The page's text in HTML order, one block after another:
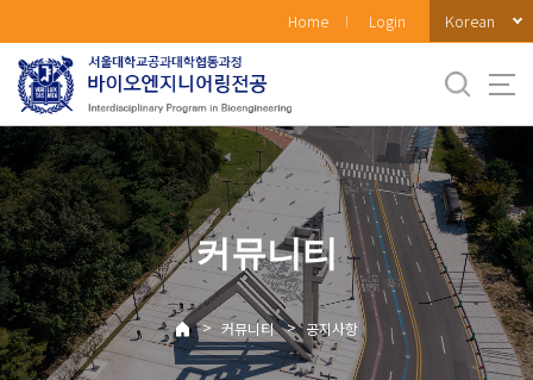
로
메
뉴
Home Login Korean
커뮤니티
> 커뮤니티 > 공지사항